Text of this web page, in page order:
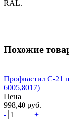
RAL.
Похожие
Профнастил С-21
6005,8017)
Цена
998,40 руб.
-
+